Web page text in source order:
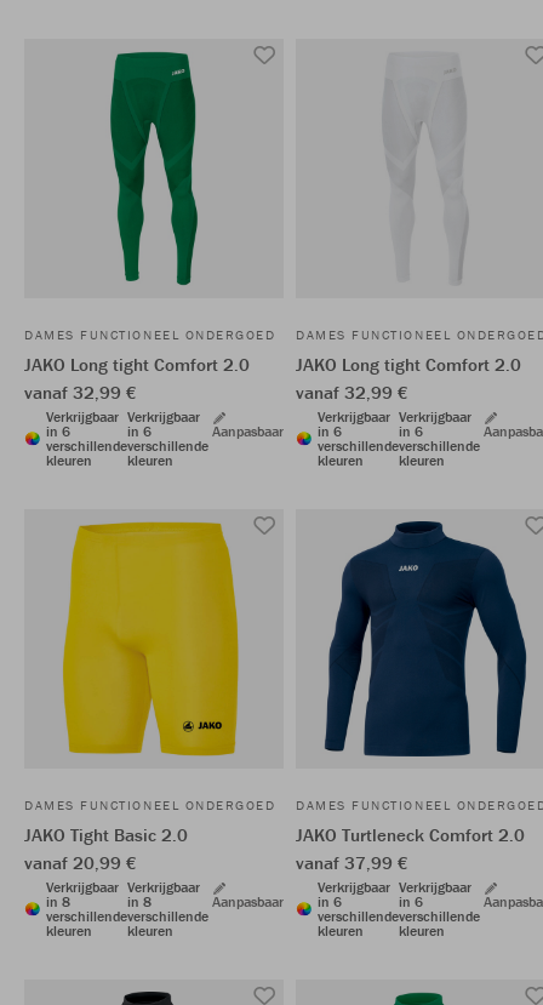
DAMES FUNCTIONEEL ONDERGOED
JAKO Long tight Comfort 2.0
vanaf 32,99 €
Verkrijgbaar
in 6
verschillende
kleuren
Verkrijgbaar
in 6
verschillende
kleuren
Aanpasbaar
DAMES FUNCTIONEEL
JAKO Long tight Comfort 2.0
vanaf 32,99 €
Verkrijgbaar
in 6
verschillende
kleuren
Verkrijgbaar
in 6
verschillende
kleuren
DAMES FUNCTIONEEL ONDERGOED
JAKO Tight Basic 2.0
vanaf 20,99 €
Verkrijgbaar
in 8
verschillende
kleuren
Verkrijgbaar
in 8
verschillende
kleuren
Aanpasbaar
DAMES FUNCTIONEEL
JAKO Turtleneck Comfort 2.0
vanaf 37,99 €
Verkrijgbaar
in 6
verschillende
kleuren
Verkrijgbaar
in 6
verschillende
kleuren